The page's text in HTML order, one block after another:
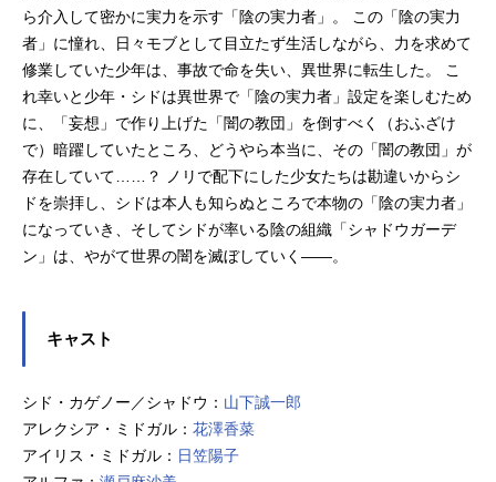
ら介入して密かに実力を示す「陰の実力者」。 この「陰の実力
者」に憧れ、日々モブとして目立たず生活しながら、力を求めて
修業していた少年は、事故で命を失い、異世界に転生した。 こ
れ幸いと少年・シドは異世界で「陰の実力者」設定を楽しむため
に、「妄想」で作り上げた「闇の教団」を倒すべく（おふざけ
で）暗躍していたところ、どうやら本当に、その「闇の教団」が
存在していて……？ ノリで配下にした少女たちは勘違いからシ
ドを崇拝し、シドは本人も知らぬところで本物の「陰の実力者」
になっていき、そしてシドが率いる陰の組織「シャドウガーデ
ン」は、やがて世界の闇を滅ぼしていく――。
キャスト
シド・カゲノー／シャドウ： 山下誠一郎
アレクシア・ミドガル： 花澤香菜
アイリス・ミドガル： 日笠陽子